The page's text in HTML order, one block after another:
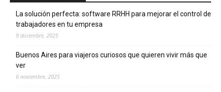
La solución perfecta: software RRHH para mejorar el control de
trabajadores en tu empresa
9 diciembre, 2025
Buenos Aires para viajeros curiosos que quieren vivir más que
ver
6 noviembre, 2025